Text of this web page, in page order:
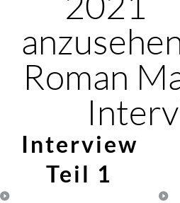
Roman
Interview
Teil 1